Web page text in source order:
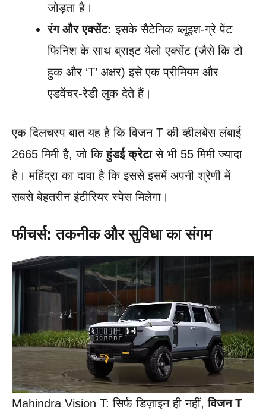
जोड़ता है।
रंग और एक्सेंट: इसके सैटेनिक ब्लूइश-ग्रे पेंट
फिनिश के साथ ब्राइट येलो एक्सेंट (जैसे कि टो
हुक और ‘T’ अक्षर) इसे एक प्रीमियम और
एडवेंचर-रेडी लुक देते हैं।
एक दिलचस्प बात यह है कि विजन T की व्हीलबेस लंबाई
2665 मिमी है, जो किहुंडई क्रेटासे भी 55 मिमी ज्यादा
है। महिंद्रा का दावा है कि इससे इसमें अपनी श्रेणी में
सबसे बेहतरीन इंटीरियर स्पेस मिलेगा।
फीचर्स: तकनीक और सुविधा का संगम
Mahindra Vision T: सिर्फ डिज़ाइन ही नहीं,विजन T